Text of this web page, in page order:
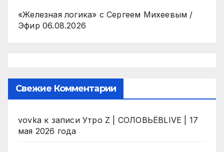
«Железная логика» с Сергеем Михеевым /
Эфир 06.08.2026
Свежие Комментарии
vovka к записи Утро Z | СОЛОВЬЁВLIVE | 17
мая 2026 года